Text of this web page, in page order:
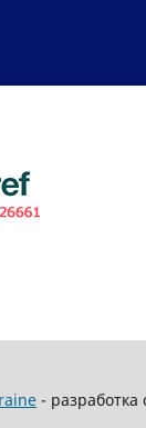
- разработка